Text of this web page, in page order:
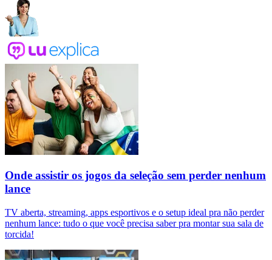
Onde assistir os jogos da seleção sem perder nenhum
lance
TV aberta, streaming, apps esportivos e o setup ideal pra não perder
nenhum lance: tudo o que você precisa saber pra montar sua sala de
torcida!